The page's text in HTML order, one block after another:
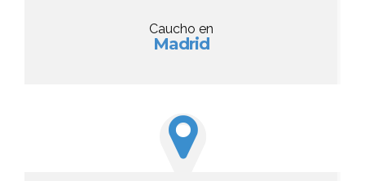
Caucho en
Madrid